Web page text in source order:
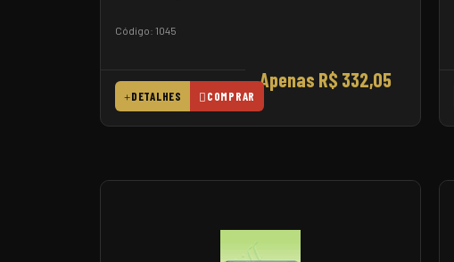
Código: 1045
Apenas R$ 332,05
DETALHES COMPRAR